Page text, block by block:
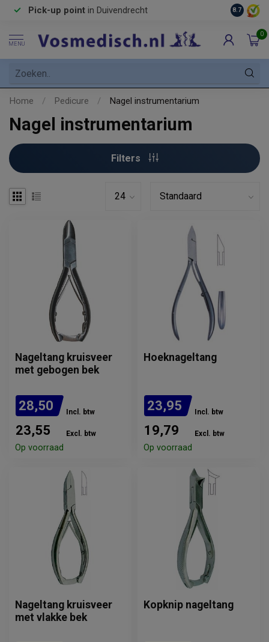
Pick-up point in Duivendrecht 8.7
MENU
0
Home / Pedicure / Nagel instrumentarium
Nagel instrumentarium
Filters
Nageltang kruisveer
met gebogen bek
28,50 Incl. btw
23,55 Excl. btw
Op voorraad
Hoeknageltang
23,95 Incl. btw
19,79 Excl. btw
Op voorraad
Nageltang kruisveer
met vlakke bek
Kopknip nageltang